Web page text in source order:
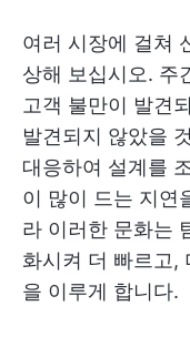
여러 시장에 걸쳐
상해 보십시오. 주
고객 불만이 발견
발견되지 않았을
대응하여 설계를
이 많이 드는 지연
라 이러한 문화는
화시켜 더 빠르고,
을 이루게 합니다.